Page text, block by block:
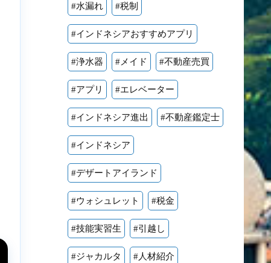
#水漏れ #税制
#インドネシアおすすめアプリ
#浄水器 #メイド #不動産売買
#アプリ #エレベーター
#インドネシア進出 #不動産鑑定士
#インドネシア
#デザートアイランド
#ウォシュレット #税金
#技能実習生 #引越し
#ジャカルタ #人材紹介